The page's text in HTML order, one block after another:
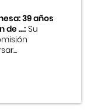
39 años
de ...:Su